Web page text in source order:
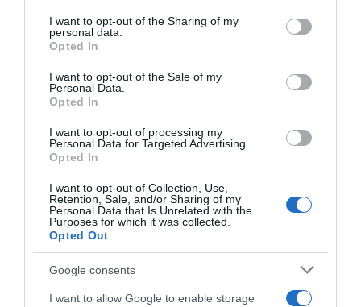
not limited to your visit or usage behaviour. You may click to
grant or deny consent to Google and its third-party tags to
use your data for below specified purposes in below Google
consent section.
I want to opt-out of the Sharing of my
personal data.
Opted In
I want to opt-out of the Sale of my
Personal Data.
Opted In
I want to opt-out of processing my
Personal Data for Targeted Advertising.
Opted In
I want to opt-out of Collection, Use,
Retention, Sale, and/or Sharing of my
Personal Data that Is Unrelated with the
Purposes for which it was collected.
Opted Out
Google consents
I want to allow Google to enable storage
Megosztás: Facebook
Címkék:
programok,téli programok,tél